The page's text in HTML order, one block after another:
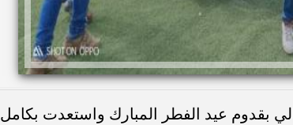
بقدوم عيد الفطر المبارك واستعدت بكامل